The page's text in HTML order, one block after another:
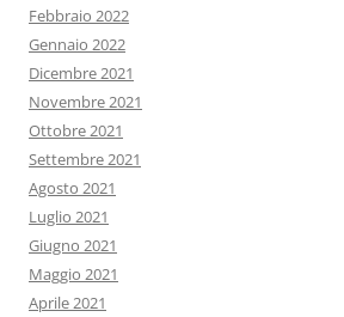
Febbraio 2022
Gennaio 2022
Dicembre 2021
Novembre 2021
Ottobre 2021
Settembre 2021
Agosto 2021
Luglio 2021
Giugno 2021
Maggio 2021
Aprile 2021